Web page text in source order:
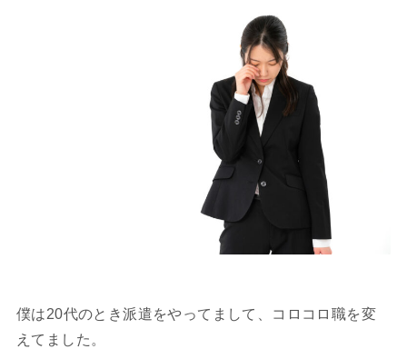
僕は20代のとき派遣をやってまして、コロコロ職を変
えてました。